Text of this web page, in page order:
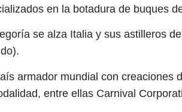
en la botadura de buques
se alza Italia y sus astilleros
armador mundial con creaciones
entre ellas Carnival